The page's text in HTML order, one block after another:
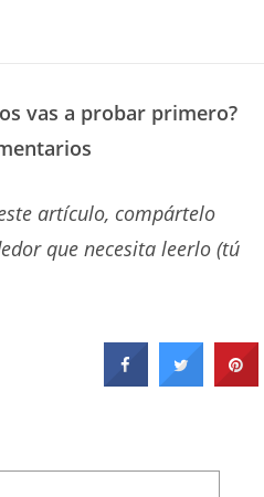
vas a probar primero?
artículo, compártelo
que necesita leerlo (tú